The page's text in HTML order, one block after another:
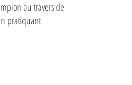
au travers de
pratiquant